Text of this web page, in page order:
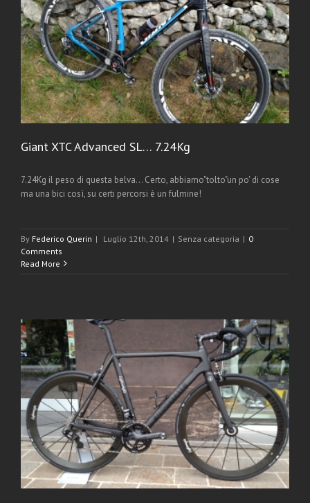
Giant XTC Advanced SL… 7.24Kg
7.24Kg il peso di questa belva... Certo, abbiamo"tolto"un po' di cose
ma una bici così, su certi percorsi è un fulmine!
By Federico Querin | Luglio 12th, 2014 | Senza categoria | 0
Comments
Read More